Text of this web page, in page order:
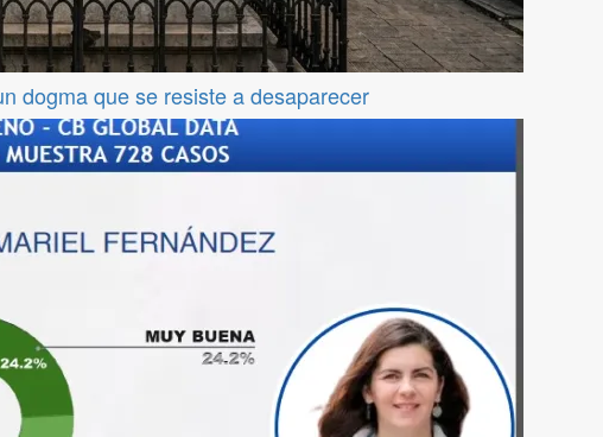
dogma que se resiste a desaparecer